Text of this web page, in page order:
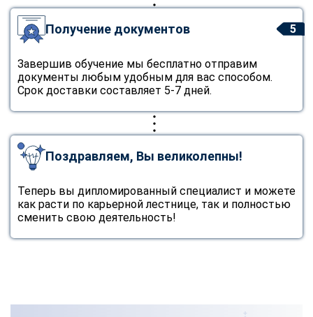
5
Получение документов
Завершив обучение мы бесплатно отправим
документы любым удобным для вас способом.
Срок доставки составляет 5-7 дней.
Поздравляем, Вы великолепны!
Теперь вы дипломированный специалист и можете
как расти по карьерной лестнице, так и полностью
сменить свою деятельность!